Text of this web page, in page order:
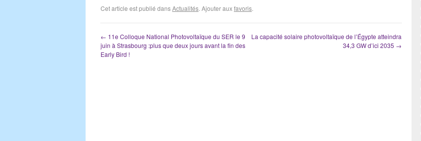
Cet article est publié dansActualités. Ajouter auxfavoris.
← 11e Colloque National Photovoltaïque du SER le 9
juin à Strasbourg :plus que deux jours avant la fin des
Early Bird !
La capacité solaire photovoltaïque de l’Égypte atteindra
34,3 GW d’ici 2035 →